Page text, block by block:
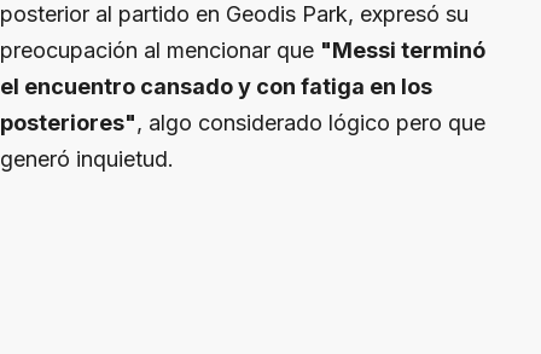
posterior al partido en Geodis Park, expresó su
preocupación al mencionar que "Messi terminó
el encuentro cansado y con fatiga en los
posteriores", algo considerado lógico pero que
generó inquietud.